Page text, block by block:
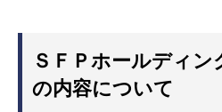
ＳＦＰホールディン
の内容について